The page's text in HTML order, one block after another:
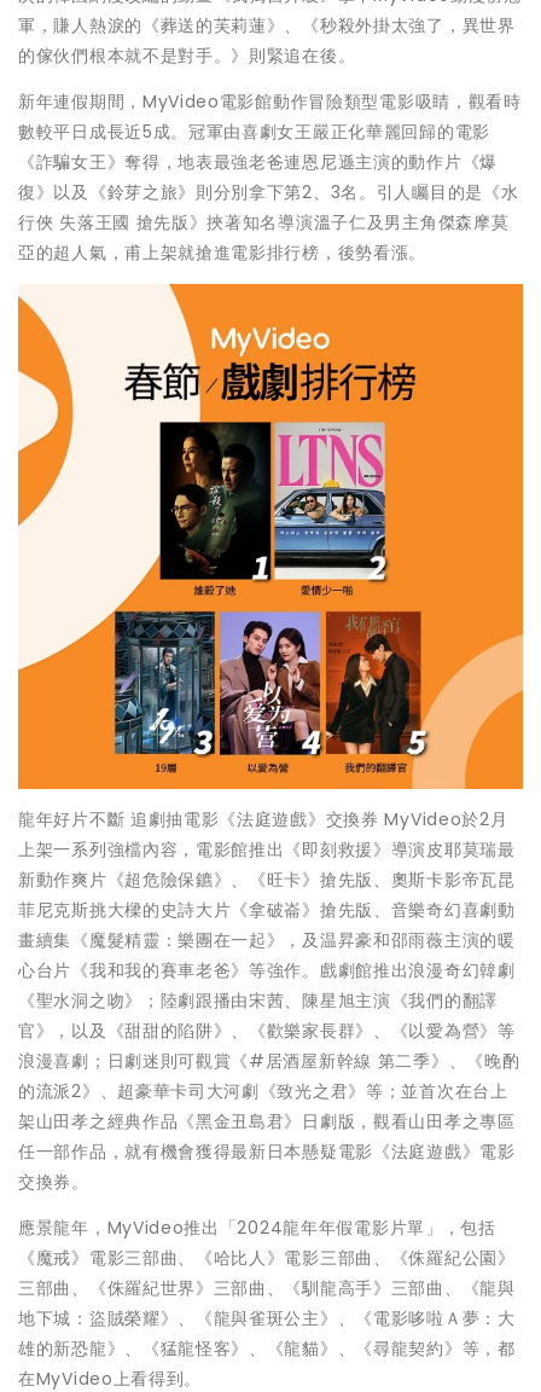
軍，賺人熱淚的《葬送的芙莉蓮》、《秒殺外掛太強了，異世界
的傢伙們根本就不是對手。》則緊追在後。
新年連假期間，MyVideo電影館動作冒險類型電影吸睛，觀看時
數較平日成長近5成。冠軍由喜劇女王嚴正化華麗回歸的電影
《詐騙女王》奪得，地表最強老爸連恩尼遜主演的動作片《爆
復》以及《鈴芽之旅》則分別拿下第2、3名。引人矚目的是《水
行俠 失落王國 搶先版》挾著知名導演溫子仁及男主角傑森摩莫
亞的超人氣，甫上架就搶進電影排行榜，後勢看漲。
龍年好片不斷 追劇抽電影《法庭遊戲》交換券 MyVideo於2月
上架一系列強檔內容，電影館推出《即刻救援》導演皮耶莫瑞最
新動作爽片《超危險保鑣》、《旺卡》搶先版、奧斯卡影帝瓦昆
菲尼克斯挑大樑的史詩大片《拿破崙》搶先版、音樂奇幻喜劇動
畫續集《魔髮精靈：樂團在一起》，及温昇豪和邵雨薇主演的暖
心台片《我和我的賽車老爸》等強作。戲劇館推出浪漫奇幻韓劇
《聖水洞之吻》；陸劇跟播由宋茜、陳星旭主演《我們的翻譯
官》，以及《甜甜的陷阱》、《歡樂家長群》、《以愛為營》等
浪漫喜劇；日劇迷則可觀賞《#居酒屋新幹線 第二季》、《晚酌
的流派2》、超豪華卡司大河劇《致光之君》等；並首次在台上
架山田孝之經典作品《黑金丑島君》日劇版，觀看山田孝之專區
任一部作品，就有機會獲得最新日本懸疑電影《法庭遊戲》電影
交換券。
應景龍年，MyVideo推出「2024龍年年假電影片單」，包括
《魔戒》電影三部曲、《哈比人》電影三部曲、《侏羅紀公園》
三部曲、《侏羅紀世界》三部曲、《馴龍高手》三部曲、《龍與
地下城：盜賊榮耀》、《龍與雀斑公主》、《電影哆啦Ａ夢：大
雄的新恐龍》、《猛龍怪客》、《龍貓》、《尋龍契約》等，都
在MyVideo上看得到。